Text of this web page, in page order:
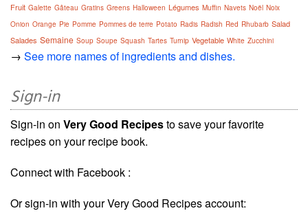
Fruit Galette Gâteau Gratins Greens Halloween Légumes Muffin Navets Noël Noix
Onion Orange Pie Pomme Pommes de terre Potato Radis Radish Red Rhubarb Salad
Salades Semaine Soup Soupe Squash Tartes Turnip Vegetable White Zucchini
→ See more names of ingredients and dishes.
Sign-in
Sign-in on Very Good Recipesto save your favorite
recipes on your recipe book.
Connect with Facebook :
Or sign-in with your Very Good Recipes account: